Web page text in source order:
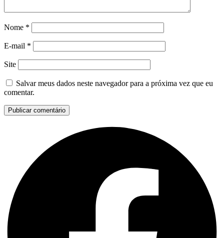
Nome *
E-mail *
Site
Salvar meus dados neste navegador para a próxima vez que eu
comentar.